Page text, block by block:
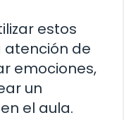
estos
de
emociones,
un
el aula.